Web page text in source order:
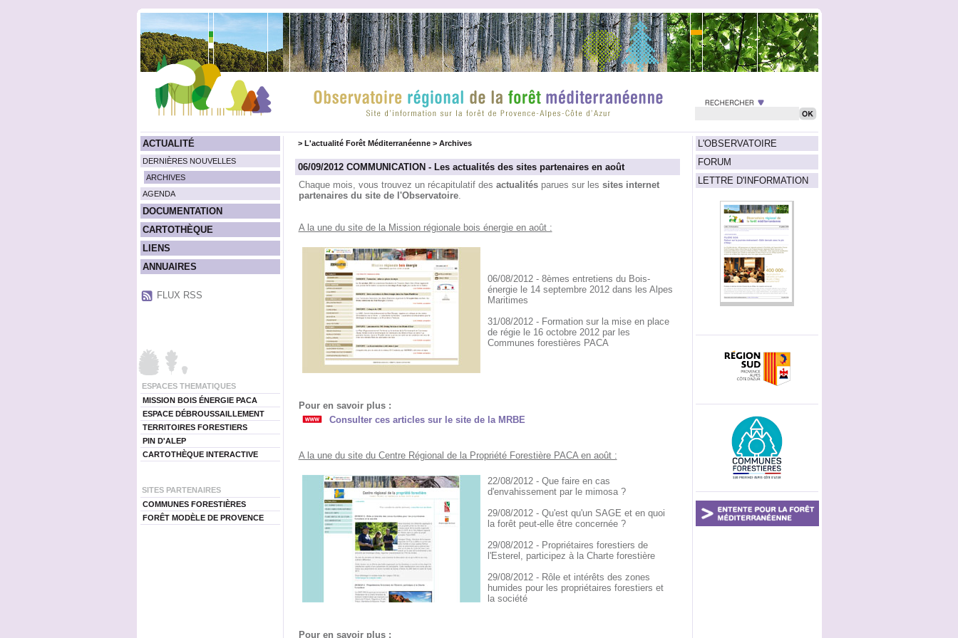
ACTUALITÉ
DERNIÈRES NOUVELLES
ARCHIVES
AGENDA
DOCUMENTATION
CARTOTHÈQUE
LIENS
ANNUAIRES
FLUX RSS
ESPACES THEMATIQUES
MISSION BOIS ÉNERGIE PACA
ESPACE DÉBROUSSAILLEMENT
TERRITOIRES FORESTIERS
PIN D'ALEP
CARTOTHÈQUE INTERACTIVE
SITES PARTENAIRES
COMMUNES FORESTIÈRES
FORÊT MODÈLE DE PROVENCE
L'OBSERVATOIRE
FORUM
LETTRE D'INFORMATION
> L'actualité Forêt Méditerranéenne> Archives
06/09/2012 COMMUNICATION - Les actualités des sites partenaires en août
Chaque mois, vous trouvez un récapitulatif des actualitésparues sur les sites internet
partenaires du site de l'Observatoire.
A la une du site de la Mission régionale bois énergie en août :
06/08/2012 - 8èmes entretiens du Bois-
énergie le 14 septembre 2012 dans les Alpes
Maritimes
31/08/2012 - Formation sur la mise en place
de régie le 16 octobre 2012 par les
Communes forestières PACA
Pour en savoir plus :
Consulter ces articles sur le site de la MRBE
A la une du site du Centre Régional de la Propriété Forestière PACA en août :
22/08/2012 - Que faire en cas
d'envahissement par le mimosa ?
29/08/2012 - Qu'est qu'un SAGE et en quoi
la forêt peut-elle être concernée ?
29/08/2012 - Propriétaires forestiers de
l'Esterel, participez à la Charte forestière
29/08/2012 - Rôle et intérêts des zones
humides pour les propriétaires forestiers et
la société
Pour en savoir plus :